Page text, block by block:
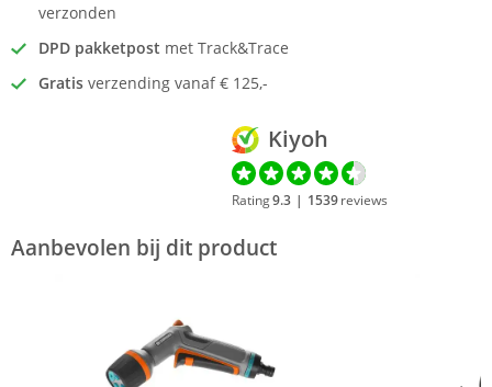
verzonden
DPD pakketpost met Track&Trace
Gratis verzending vanaf € 125,-
Kiyoh
Rating9.3 | 1539reviews
Aanbevolen bij dit product